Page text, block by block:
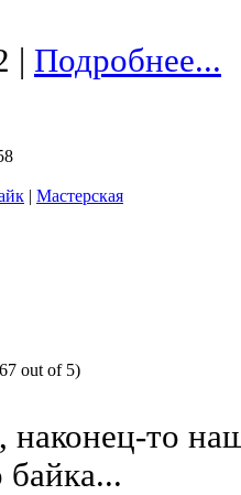
| Подробнее...
| Мастерская
out of 5)
то
байка...